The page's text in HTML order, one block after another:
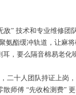
” 技术和专业维修团
酯缓冲轨道，让麻
，要么隔音棉易老
二十人团队持证上
师傅 “先收检测费” 更